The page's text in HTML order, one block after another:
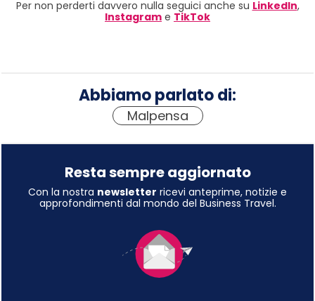
Per non perderti davvero nulla seguici anche su LinkedIn,
Instagram e TikTok
Abbiamo parlato di:
Malpensa
Resta sempre aggiornato
Con la nostra newsletter ricevi anteprime, notizie e
approfondimenti dal mondo del Business Travel.